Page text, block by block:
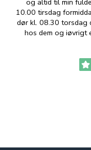
10.00 tirsdag
dør kl. 08.30 torsdag
hos dem og iøvrigt